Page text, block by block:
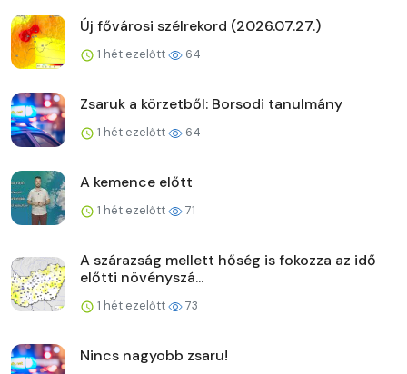
Új fővárosi szélrekord (2026.07.27.)
1 hét ezelőtt 64
Zsaruk a körzetből: Borsodi tanulmány
1 hét ezelőtt 64
A kemence előtt
1 hét ezelőtt 71
A szárazság mellett hőség is fokozza az idő
előtti növényszá...
1 hét ezelőtt 73
Nincs nagyobb zsaru!